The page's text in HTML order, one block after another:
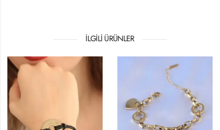
İLGILI ÜRÜNLER